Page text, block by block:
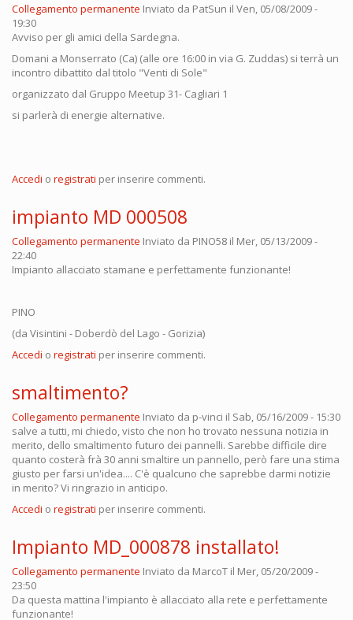
Collegamento permanente Inviato da PatSun il Ven, 05/08/2009 -
19:30
Avviso per gli amici della Sardegna.
Domani a Monserrato (Ca) (alle ore 16:00 in via G. Zuddas) si terrà un
incontro dibattito dal titolo "Venti di Sole"
organizzato dal Gruppo Meetup 31- Cagliari 1
si parlerà di energie alternative.
Accedi o registrati per inserire commenti.
impianto MD 000508
Collegamento permanente Inviato da PINO58 il Mer, 05/13/2009 -
22:40
Impianto allacciato stamane e perfettamente funzionante!
PINO
(da Visintini - Doberdò del Lago - Gorizia)
Accedi o registrati per inserire commenti.
smaltimento?
Collegamento permanente Inviato da p-vinci il Sab, 05/16/2009 - 15:30
salve a tutti, mi chiedo, visto che non ho trovato nessuna notizia in
merito, dello smaltimento futuro dei pannelli. Sarebbe difficile dire
quanto costerà frà 30 anni smaltire un pannello, però fare una stima
giusto per farsi un'idea.... C'è qualcuno che saprebbe darmi notizie
in merito? Vi ringrazio in anticipo.
Accedi o registrati per inserire commenti.
Impianto MD_000878 installato!
Collegamento permanente Inviato da MarcoT il Mer, 05/20/2009 -
23:50
Da questa mattina l'impianto è allacciato alla rete e perfettamente
funzionante!